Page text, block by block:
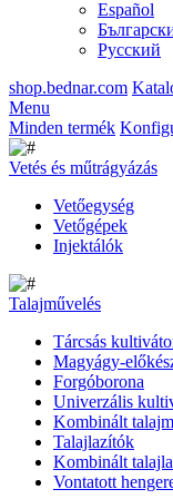
Español
Русский
shop.bednar.com
Menu
Minden termék
Vetés és műtrágyázás
Vetőegység
Vetőgépek
Injektálók
Talajművelés
Tárcsás
Magyágy-
Forgóborona
Univerzális
Kombinált
Talajlazítók
Kombinált
Vontatott